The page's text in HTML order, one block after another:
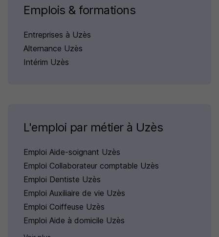
Emplois & formations
Entreprises à Uzès
Alternance Uzès
Intérim Uzès
L'emploi par métier à Uzès
Emploi Aide-soignant Uzès
Emploi Collaborateur comptable Uzès
Emploi Dentiste Uzès
Emploi Auxiliaire de vie Uzès
Emploi Coiffeuse Uzès
Emploi Aide à domicile Uzès